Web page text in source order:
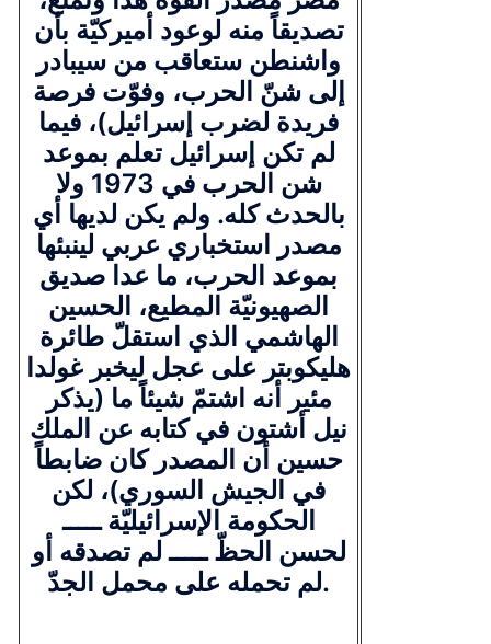
تصديقاً منه لوعود أميركيّة بأن
واشنطن ستعاقب من سيبادر
إلى شنّ الحرب، وفوّت فرصة
فريدة لضرب إسرائيل)، فيما
لم تكن إسرائيل تعلم بموعد
شن الحرب في 1973 ولا
بالحدث كله. ولم يكن لديها أي
مصدر استخباري عربي لينبئها
بموعد الحرب، ما عدا صديق
الصهيونيّة المطيع، الحسين
الهاشمي الذي استقلّ طائرة
هليكوبتر على عجل ليخبر غولدا
مئير أنه اشتمّ شيئاً ما (يذكر
نيل أشتون في كتابه عن الملك
حسين أن المصدر كان ضابطاً
في الجيش السوري)، لكن
الحكومة الإسرائيليّة ـــــ
لحسن الحظّ ـــــ لم تصدقه أو
لم تحمله على محمل الجدّ.